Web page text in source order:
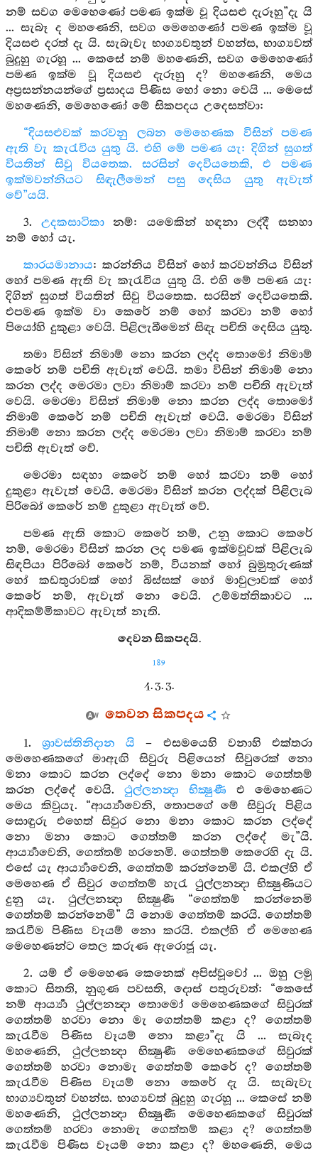
නම් සවග මෙහෙණෝ පමණ ඉක්ම වූ දියසළු දැරූහු”දැ යි
... සැබෑ ද මහණෙනි, සවග මෙහෙණෝ පමණ ඉක්ම වූ
දියසළු දරත් දැ යි. සැබැවැ භාග්‍යවතුන් වහන්ස, භාග්‍යවත්
බුදුහු ගැරහූ ... කෙසේ නම් මහණෙනි, සවග මෙහෙණෝ
පමණ ඉක්ම වූ දියසළු දැරූහු ද? මහණෙනි, මෙය
අප්‍රසන්නයන්ගේ ප්‍රසාදය පිණිස හෝ නො වෙයි ... මෙසේ
මහණෙනි, මෙහෙණෝ මේ සිකපදය උදෙසත්වා:
“දියසළුවක් කරවනු ලබන මෙහෙණක විසින් පමණ
ඇති වැ කැරැවිය යුතු යි. එහි මේ පමණ යැ: දිගින් සුගත්
වියතින් සිවු වියතෙක. සරසින් දෙවියතෙකි, එ පමණ
ඉක්මවන්නියට සිඳැලීමෙන් පසු දෙසිය යුතු ඇවැත්
වේ”යයි.
3. උදකසාටිකානම්: යමෙකින් හඳනා ලද්දී සනහා
නම් හෝ යැ.
කාරයමානාය: කරන්නිය විසින් හෝ කරවන්නිය විසින්
හෝ පමණ ඇති වැ කැරැවිය යුතු යි. එහි මේ පමණ යැ:
දිගින් සුගත් වියතින් සිවු වියතෙක. සරසින් දෙවියතෙකි.
එපමණ ඉක්ම වා කෙරේ නම් හෝ කරවා නම් හෝ
පියෝහි දුකුළා වෙයි. පිළිලැබීමෙන් සිඳැ පචිති දෙසිය යුතු.
තමා විසින් නිමාම් නො කරන ලද්ද තොමෝ නිමාම්
කෙරේ නම් පචිති ඇවැත් වෙයි. තමා විසින් නිමාම් නො
කරන ලද්ද මෙරමා ලවා නිමාම් කරවා නම් පචිති ඇවැත්
වෙයි. මෙරමා විසින් නිමාම් නො කරන ලද්ද තොමෝ
නිමාම් කෙරේ නම් පචිති ඇවැත් වෙයි. මෙරමා විසින්
නිමාම් නො කරන ලද්ද මෙරමා ලවා නිමාම් කරවා නම්
පචිති ඇවැත් වේ.
මෙරමා සඳහා කෙරේ නම් හෝ කරවා නම් හෝ
දුකුළා ඇවැත් වෙයි. මෙරමා විසින් කරන ලද්දක් පිළිලැබ
පිරිබෝ කෙරේ නම් දුකුළා ඇවැත් වේ.
පමණ ඇති කොට කෙරේ නම්, උනු කොට කෙරේ
නම්, මෙරමා විසින් කරන ලද පමණ ඉක්මවූවක් පිළිලැබ
සිඳපියා පිරිබෝ කෙරේ නම්, වියනක් හෝ බුමුතුරුණක්
හෝ කඩතුරාවක් හෝ බිස්සක් හෝ මාවුලාවක් හෝ
කෙරේ නම්, ඇවැත් නො වෙයි. උම්මත්තිකාවට ...
ආදිකම්මිකාවට ඇවැත් නැති.
දෙවන සිකපදයි.
189
4. 3. 3.
තෙවන සිකපදය
1. ශ්‍රාවස්තිනිදාන යි – එසමයෙහි වනාහි එක්තරා
මෙහෙණකගේ මාඇඟි සිවුරු පිළියෙන් සිවුරෙක් නො
මනා කොට කරන ලද්දේ නො මනා කොට ගෙත්තම්
කරන ලද්දේ වෙයි. ථුල්ලනන්‍දා භික්‍ෂුණී එ මෙහෙණට
මෙය කිවුයැ. “ආර්‍ය්‍යාවෙනි, තොපගේ මේ සිවුරු පිළිය
සොඳුරු එහෙත් සිවුර නො මනා කොට කරන ලද්දේ
නො මනා කොට ගෙත්තම් කරන ලද්දේ මැ”යි.
ආර්‍ය්‍යාවෙනි, ගෙත්තම් හරනෙමි. ගෙත්තම් කෙරෙහි දැ යි.
එසේ යැ ආර්‍ය්‍යාවෙනි, ගෙත්තම් කරන්නෙමි යි. එකල්හි ඒ
මෙහෙණ ඒ සිවුර ගෙත්තම් හැරැ ථුල්ලනන්‍දා භික්‍ෂුණියට
දුනු යැ. ථුල්ලනන්‍දා භික්‍ෂුණී “ගෙත්තම් කරන්නෙමි
ගෙත්තම් කරන්නෙමි” යි නොම ගෙත්තම් කරයි. ගෙත්තම්
කරැවීම පිණිස වෑයම් නො කරයි. එකල්හි ඒ මෙහෙණ
මෙහෙණන්ට තෙල කරුණ ඇරොජූ යැ.
2. යම් ඒ මෙහෙණ කෙනෙක් අපිස්වූවෝ ... ඔහු ලමු
කොට සිතති, නුගුණ පවසති, දොස් පතුරුවත්: “කෙසේ
නම් ආර්‍ය්‍යා ථුල්ලනන්‍දා තොමෝ මෙහෙණකගේ සිවුරක්
ගෙත්තම් හරවා නො මැ ගෙත්තම් කළා ද? ගෙත්තම්
කැරැවීම පිණිස වෑයම් නො කළා”දැ යි ... සැබෑද
මහණෙනි, ථුල්ලනන්‍දා භික්‍ෂුණී මෙහෙණකගේ සිවුරක්
ගෙත්තම් හරවා නොමැ ගෙත්තම් කෙරේ ද? ගෙත්තම්
කැරැවීම පිණිස වෑයම් නො කෙරේ දැ යි. සැබැවැ
භාග්‍යවතුන් වහන්ස. භාග්‍යවත් බුදුහු ගැරහූ ... කෙසේ නම්
මහණෙනි, ථුල්ලනන්‍දා භික්‍ෂුණී මෙහෙණකගේ සිවුරක්
ගෙත්තම් හරවා නොමැ ගෙත්තම් කළා ද? ගෙත්තම්
කැරැවීම පිණිස වෑයම් නො කළා ද? මහණෙනි, මෙය